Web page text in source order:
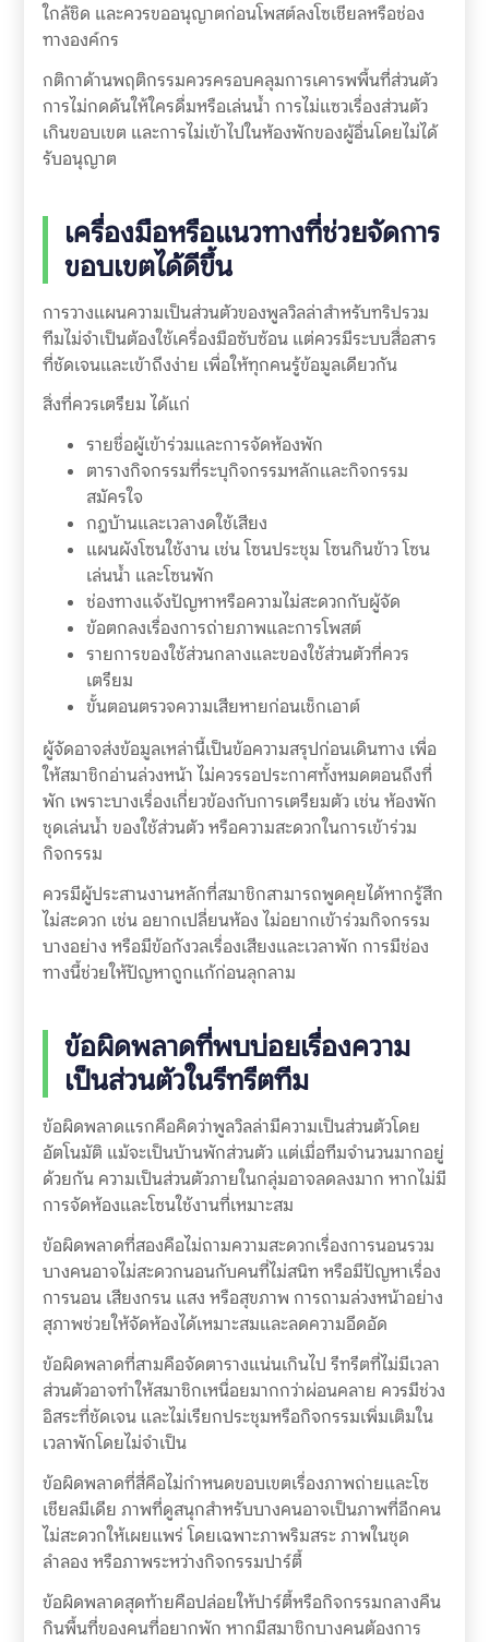
ใกล้ชิด และควรขออนุญาตก่อนโพสต์ลงโซเชียลหรือช่อง
ทางองค์กร
กติกาด้านพฤติกรรมควรครอบคลุมการเคารพพื้นที่ส่วนตัว
การไม่กดดันให้ใครดื่มหรือเล่นน้ำ การไม่แซวเรื่องส่วนตัว
เกินขอบเขต และการไม่เข้าไปในห้องพักของผู้อื่นโดยไม่ได้
รับอนุญาต
เครื่องมือหรือแนวทางที่ช่วยจัดการ
ขอบเขตได้ดีขึ้น
การวางแผนความเป็นส่วนตัวของพูลวิลล่าสำหรับทริปรวม
ทีมไม่จำเป็นต้องใช้เครื่องมือซับซ้อน แต่ควรมีระบบสื่อสาร
ที่ชัดเจนและเข้าถึงง่าย เพื่อให้ทุกคนรู้ข้อมูลเดียวกัน
สิ่งที่ควรเตรียม ได้แก่
รายชื่อผู้เข้าร่วมและการจัดห้องพัก
ตารางกิจกรรมที่ระบุกิจกรรมหลักและกิจกรรม
สมัครใจ
กฎบ้านและเวลางดใช้เสียง
แผนผังโซนใช้งาน เช่น โซนประชุม โซนกินข้าว โซน
เล่นน้ำ และโซนพัก
ช่องทางแจ้งปัญหาหรือความไม่สะดวกกับผู้จัด
ข้อตกลงเรื่องการถ่ายภาพและการโพสต์
รายการของใช้ส่วนกลางและของใช้ส่วนตัวที่ควร
เตรียม
ขั้นตอนตรวจความเสียหายก่อนเช็กเอาต์
ผู้จัดอาจส่งข้อมูลเหล่านี้เป็นข้อความสรุปก่อนเดินทาง เพื่อ
ให้สมาชิกอ่านล่วงหน้า ไม่ควรรอประกาศทั้งหมดตอนถึงที่
พัก เพราะบางเรื่องเกี่ยวข้องกับการเตรียมตัว เช่น ห้องพัก
ชุดเล่นน้ำ ของใช้ส่วนตัว หรือความสะดวกในการเข้าร่วม
กิจกรรม
ควรมีผู้ประสานงานหลักที่สมาชิกสามารถพูดคุยได้หากรู้สึก
ไม่สะดวก เช่น อยากเปลี่ยนห้อง ไม่อยากเข้าร่วมกิจกรรม
บางอย่าง หรือมีข้อกังวลเรื่องเสียงและเวลาพัก การมีช่อง
ทางนี้ช่วยให้ปัญหาถูกแก้ก่อนลุกลาม
ข้อผิดพลาดที่พบบ่อยเรื่องความ
เป็นส่วนตัวในรีทรีตทีม
ข้อผิดพลาดแรกคือคิดว่าพูลวิลล่ามีความเป็นส่วนตัวโดย
อัตโนมัติ แม้จะเป็นบ้านพักส่วนตัว แต่เมื่อทีมจำนวนมากอยู่
ด้วยกัน ความเป็นส่วนตัวภายในกลุ่มอาจลดลงมาก หากไม่มี
การจัดห้องและโซนใช้งานที่เหมาะสม
ข้อผิดพลาดที่สองคือไม่ถามความสะดวกเรื่องการนอนรวม
บางคนอาจไม่สะดวกนอนกับคนที่ไม่สนิท หรือมีปัญหาเรื่อง
การนอน เสียงกรน แสง หรือสุขภาพ การถามล่วงหน้าอย่าง
สุภาพช่วยให้จัดห้องได้เหมาะสมและลดความอึดอัด
ข้อผิดพลาดที่สามคือจัดตารางแน่นเกินไป รีทรีตที่ไม่มีเวลา
ส่วนตัวอาจทำให้สมาชิกเหนื่อยมากกว่าผ่อนคลาย ควรมีช่วง
อิสระที่ชัดเจน และไม่เรียกประชุมหรือกิจกรรมเพิ่มเติมใน
เวลาพักโดยไม่จำเป็น
ข้อผิดพลาดที่สี่คือไม่กำหนดขอบเขตเรื่องภาพถ่ายและโซ
เชียลมีเดีย ภาพที่ดูสนุกสำหรับบางคนอาจเป็นภาพที่อีกคน
ไม่สะดวกให้เผยแพร่ โดยเฉพาะภาพริมสระ ภาพในชุด
ลำลอง หรือภาพระหว่างกิจกรรมปาร์ตี้
ข้อผิดพลาดสุดท้ายคือปล่อยให้ปาร์ตี้หรือกิจกรรมกลางคืน
กินพื้นที่ของคนที่อยากพัก หากมีสมาชิกบางคนต้องการ